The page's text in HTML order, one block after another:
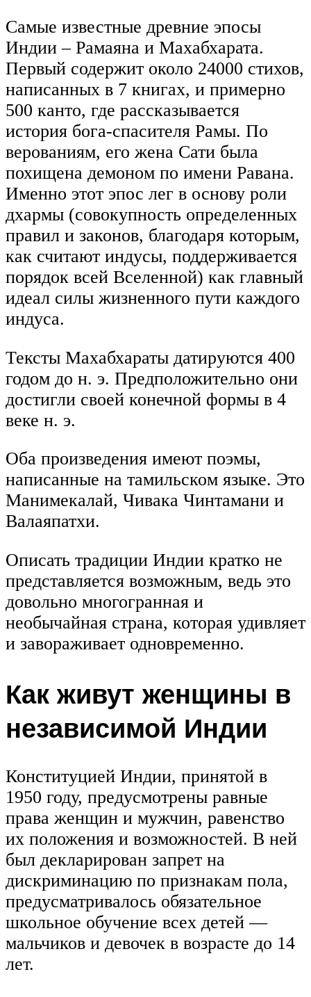
Самые известные древние эпосы
Индии – Рамаяна и Махабхарата.
Первый содержит около 24000 стихов,
написанных в 7 книгах, и примерно
500 канто, где рассказывается
история бога-спасителя Рамы. По
верованиям, его жена Сати была
похищена демоном по имени Равана.
Именно этот эпос лег в основу роли
дхармы (совокупность определенных
правил и законов, благодаря которым,
как считают индусы, поддерживается
порядок всей Вселенной) как главный
идеал силы жизненного пути каждого
индуса.
Тексты Махабхараты датируются 400
годом до н. э. Предположительно они
достигли своей конечной формы в 4
веке н. э.
Оба произведения имеют поэмы,
написанные на тамильском языке. Это
Манимекалай, Чивака Чинтамани и
Валаяпатхи.
Описать традиции Индии кратко не
представляется возможным, ведь это
довольно многогранная и
необычайная страна, которая удивляет
и завораживает одновременно.
Как живут женщины в
независимой Индии
Конституцией Индии, принятой в
1950 году, предусмотрены равные
права женщин и мужчин, равенство
их положения и возможностей. В ней
был декларирован запрет на
дискриминацию по признакам пола,
предусматривалось обязательное
школьное обучение всех детей —
мальчиков и девочек в возрасте до 14
лет.